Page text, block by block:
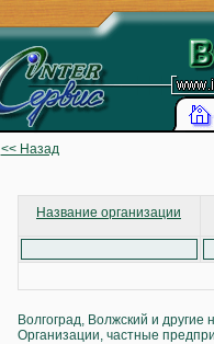
<< Назад
Название организации
Волгоград, Волжский и другие
Организации, частные